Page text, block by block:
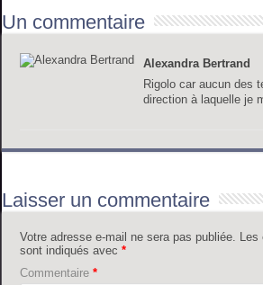
Un commentaire
Alexandra Bertrand
Rigolo car aucun des
direction à laquelle je
Laisser un commentaire
Votre adresse e-mail ne sera pas publiée. Les
sont indiqués avec*
Commentaire*